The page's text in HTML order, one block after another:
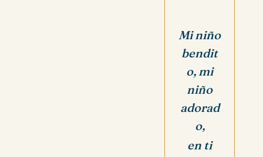
Mi niño
bendit
o, mi
niño
adorad
o,
en ti